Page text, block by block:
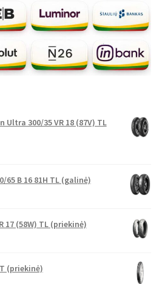
Ultra 300/35 VR 18 (87V) TL
65 B 16 81H TL (galinė)
17 (58W) TL (priekinė)
(priekinė)